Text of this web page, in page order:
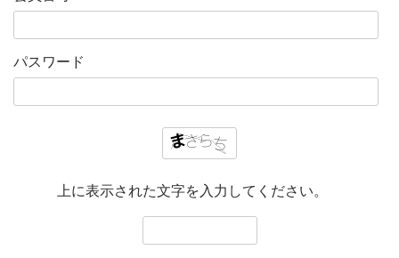
パスワード
上に表示された文字を入力してください。